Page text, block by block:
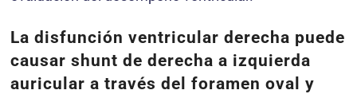
La disfunción ventricular derecha puede
causar shunt de derecha a izquierda
auricular a través del foramen oval y